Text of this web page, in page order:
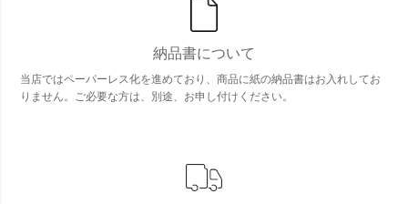
納品書について
当店ではペーパーレス化を進めており、商品に紙の納品書はお入れしてお
りません。ご必要な方は、別途、お申し付けください。